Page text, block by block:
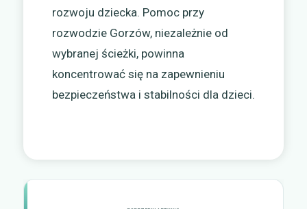
rozwoju dziecka. Pomoc przy
rozwodzie Gorzów, niezależnie od
wybranej ścieżki, powinna
koncentrować się na zapewnieniu
bezpieczeństwa i stabilności dla dzieci.